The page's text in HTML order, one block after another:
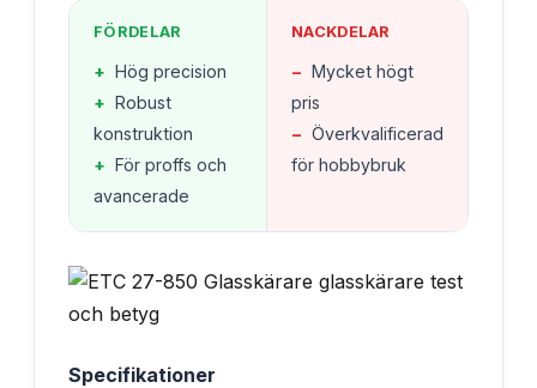
FÖRDELAR
+ Hög precision
+ Robust
konstruktion
+ För proffs och
avancerade
NACKDELAR
− Mycket högt
pris
− Överkvalificerad
för hobbybruk
Specifikationer